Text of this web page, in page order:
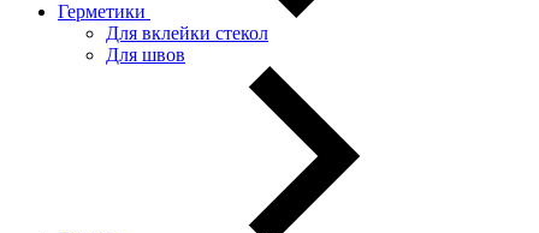
Герметики
Для вклейки стекол
Для швов